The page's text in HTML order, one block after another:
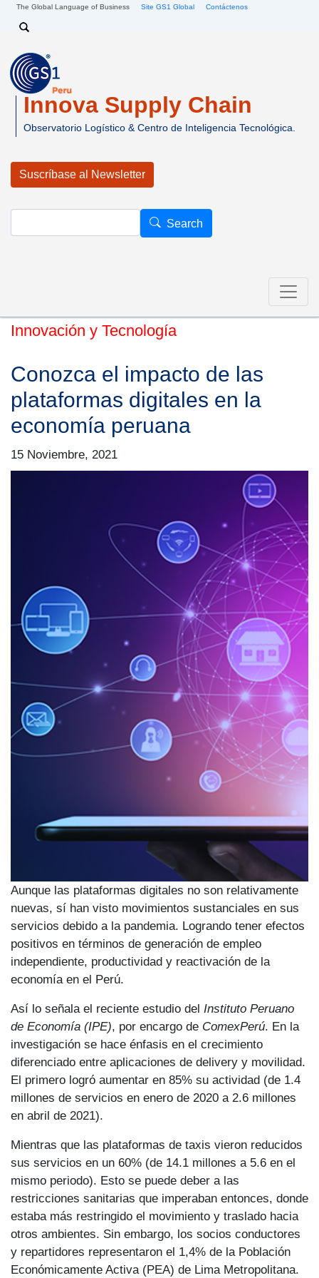
Pasar al contenido principal
The Global Language of Business Site GS1 Global Contáctenos
Search
Innova Supply Chain
Observatorio Logístico & Centro de Inteligencia Tecnológica.
Suscríbase al Newsletter
Search
Innovación y Tecnología
Conozca el impacto de las
plataformas digitales en la
economía peruana
15 Noviembre, 2021
Aunque las plataformas digitales no son relativamente
nuevas, sí han visto movimientos sustanciales en sus
servicios debido a la pandemia. Logrando tener efectos
positivos en términos de generación de empleo
independiente, productividad y reactivación de la
economía en el Perú.
Así lo señala el reciente estudio del Instituto Peruano
de Economía (IPE), por encargo de ComexPerú. En la
investigación se hace énfasis en el crecimiento
diferenciado entre aplicaciones de delivery y movilidad.
El primero logró aumentar en 85% su actividad (de 1.4
millones de servicios en enero de 2020 a 2.6 millones
en abril de 2021).
Mientras que las plataformas de taxis vieron reducidos
sus servicios en un 60% (de 14.1 millones a 5.6 en el
mismo periodo). Esto se puede deber a las
restricciones sanitarias que imperaban entonces, donde
estaba más restringido el movimiento y traslado hacia
otros ambientes. Sin embargo, los socios conductores
y repartidores representaron el 1,4% de la Población
Económicamente Activa (PEA) de Lima Metropolitana.